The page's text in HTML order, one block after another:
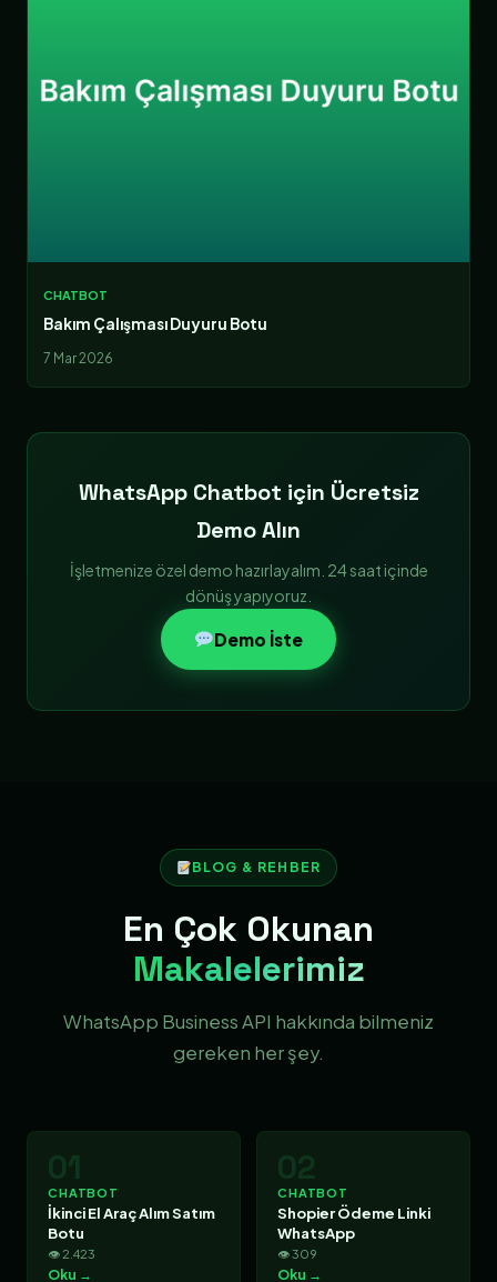
CHATBOT
Bakım Çalışması Duyuru Botu
7 Mar 2026
WhatsApp Chatbot için Ücretsiz
Demo Alın
İşletmenize özel demo hazırlayalım. 24 saat içinde
dönüş yapıyoruz.
Demo İste
BLOG & REHBER
En Çok Okunan
Makalelerimiz
WhatsApp Business API hakkında bilmeniz
gereken her şey.
01
CHATBOT
İkinci El Araç Alım Satım
Botu
👁 2.423
Oku →
02
CHATBOT
Shopier Ödeme Linki
WhatsApp
👁 309
Oku →